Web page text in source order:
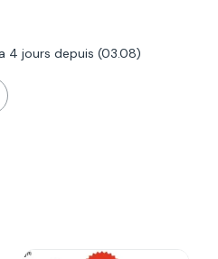
4 jours depuis (03.08)